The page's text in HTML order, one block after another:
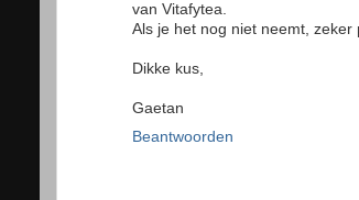
van Vitafytea.
Als je het nog niet neemt, zeker
Dikke kus,
Gaetan
Beantwoorden